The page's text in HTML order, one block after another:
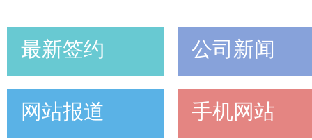
最新签约 公司新闻
网站报道 手机网站